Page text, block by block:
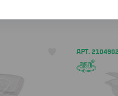
АРТ. 2104902